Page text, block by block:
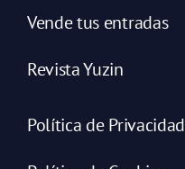
Vende tus entradas
Revista Yuzin
Política de Privacidad